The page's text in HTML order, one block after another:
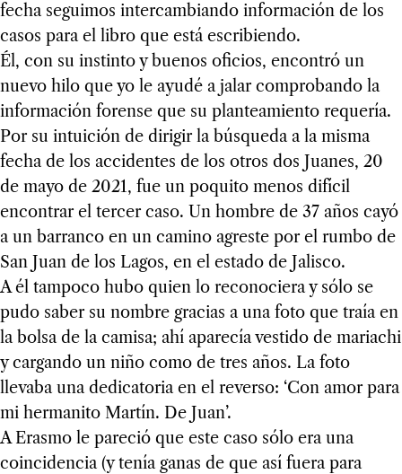
fecha seguimos intercambiando información de los
casos para el libro que está escribiendo.
Él, con su instinto y buenos oficios, encontró un
nuevo hilo que yo le ayudé a jalar comprobando la
información forense que su planteamiento requería.
Por su intuición de dirigir la búsqueda a la misma
fecha de los accidentes de los otros dos Juanes, 20
de mayo de 2021, fue un poquito menos difícil
encontrar el tercer caso. Un hombre de 37 años cayó
a un barranco en un camino agreste por el rumbo de
San Juan de los Lagos, en el estado de Jalisco.
A él tampoco hubo quien lo reconociera y sólo se
pudo saber su nombre gracias a una foto que traía en
la bolsa de la camisa; ahí aparecía vestido de mariachi
y cargando un niño como de tres años. La foto
llevaba una dedicatoria en el reverso: ‘Con amor para
mi hermanito Martín. De Juan’.
A Erasmo le pareció que este caso sólo era una
coincidencia (y tenía ganas de que así fuera para